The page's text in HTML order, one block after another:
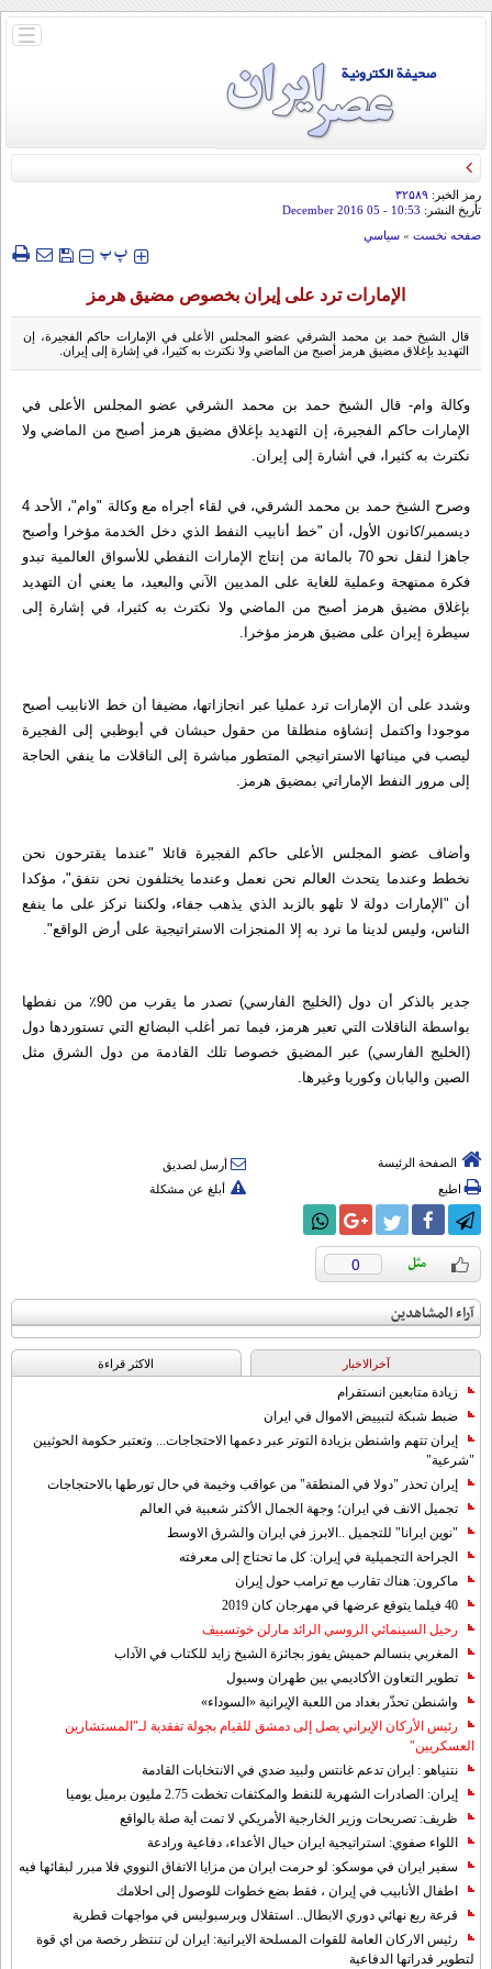
باز
رمز الخبر: ۳۲۵۸۹
تأريخ النشر: 10:53
- 05 December 2016
صفحه نخست » سياسي
‍‍‍ پپ
الإمارات ترد على إيران بخصوص مضيق هرمز
قال الشيخ حمد بن محمد الشرقي عضو المجلس الأعلى في الإمارات حاكم الفجيرة، إن
التهديد بإغلاق مضيق هرمز أصبح من الماضي ولا نكترث به كثيرا، في إشارة إلى إيران.
وكالة وام- قال الشيخ حمد بن محمد الشرقي عضو المجلس الأعلى في
الإمارات حاكم الفجيرة، إن التهديد بإغلاق مضيق هرمز أصبح من الماضي ولا
نكترث به كثيرا، في أشارة إلى إيران.
وصرح الشيخ حمد بن محمد الشرقي، في لقاء أجراه مع وكالة "وام"، الأحد 4
ديسمبر/كانون الأول، أن "خط أنابيب النفط الذي دخل الخدمة مؤخرا وأصبح
جاهزا لنقل نحو 70 بالمائة من إنتاج الإمارات النفطي للأسواق العالمية تبدو
فكرة ممنهجة وعملية للغاية على المديين الآني والبعيد، ما يعني أن التهديد
بإغلاق مضيق هرمز أصبح من الماضي ولا نكترث به كثيرا، في إشارة إلى
سيطرة إيران على مضيق هرمز مؤخرا.
وشدد على أن الإمارات ترد عمليا عبر انجازاتها، مضيفا أن خط الانابيب أصبح
موجودا واكتمل إنشاؤه منطلقا من حقول حبشان في أبوظبي إلى الفجيرة
ليصب في مينائها الاستراتيجي المتطور مباشرة إلى الناقلات ما ينفي الحاجة
إلى مرور النفط الإماراتي بمضيق هرمز.
وأضاف عضو المجلس الأعلى حاكم الفجيرة قائلا "عندما يقترحون نحن
نخطط وعندما يتحدث العالم نحن نعمل وعندما يختلفون نحن نتفق"، مؤكدا
أن "الإمارات دولة لا تلهو بالزبد الذي يذهب جفاء، ولكننا نركز على ما ينفع
الناس، وليس لدينا ما نرد به إلا المنجزات الاستراتيجية على أرض الواقع".
جدير بالذكر أن دول (الخليج الفارسي) تصدر ما يقرب من 90٪ من نفطها
بواسطة الناقلات التي تعبر هرمز، فيما تمر أغلب البضائع التي تستوردها دول
(الخليج الفارسي) عبر المضيق خصوصا تلك القادمة من دول الشرق مثل
الصين واليابان وكوريا وغيرها.
الصفحة الرئيسة
أرسل لصديق
اطبع
أبلغ عن مشكلة
0
آراء المشاهدين
آخرالاخبار الاکثر قراءة
زيادة متابعين انستقرام
ضبط شبكة لتبييض الاموال في ايران
إيران تتهم واشنطن بزيادة التوتر عبر دعمها الاحتجاجات... وتعتبر حكومة الحوثيين
"شرعية"
إيران تحذر "دولا في المنطقة" من عواقب وخيمة في حال تورطها بالاحتجاجات
تجميل الانف في ايران؛ وجهة الجمال الأكثر شعبية في العالم
"نوين ايرانا" للتجميل ..الابرز في ايران والشرق الاوسط
الجراحة التجميلية في إيران: كل ما تحتاج إلى معرفته
ماكرون: هناك تقارب مع ترامب حول إيران
40 فيلما يتوقع عرضها في مهرجان كان 2019
رحيل السينمائي الروسي الرائد مارلن خوتسييف
المغربي بنسالم حميش يفوز بجائزة الشيخ زايد للكتاب في الآداب
تطوير التعاون الأكاديمي بين طهران وسيول
واشنطن تحذّر بغداد من اللعبة الإيرانية «السوداء»
رئيس الأركان الإيراني يصل إلى دمشق للقيام بجولة تفقدية لـ"المستشارين
العسكريين"
نتنياهو : ايران تدعم غانتس ولبيد ضدي في الانتخابات القادمة
إيران: الصادرات الشهریة للنفط والمكثفات تخطت 2.75 مليون برميل يوميا
ظريف: تصريحات وزير الخارجية الأمريكي لا تمت أية صلة بالواقع
اللواء صفوي: استراتيجية ايران حيال الأعداء، دفاعية ورادعة
سفير ايران في موسكو: لو حرمت ايران من مزايا الاتفاق النووي فلا مبرر لبقائها فيه
اطفال الأنابيب في إيران ، فقط بضع خطوات للوصول إلى احلامك
قرعة ربع نهائي دوري الابطال.. استقلال وبرسبوليس في مواجهات قطرية
رئيس الاركان العامة للقوات المسلحة الايرانية: ايران لن تنتظر رخصة من اي قوة
لتطوير قدراتها الدفاعية